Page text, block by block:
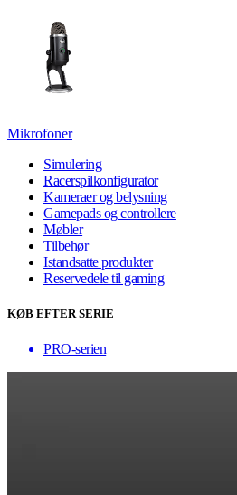
Mikrofoner
Simulering
Racerspilkonfigurator
Kameraer og belysning
Gamepads og controllere
Møbler
Tilbehør
Istandsatte produkter
Reservedele til gaming
KØB EFTER SERIE
PRO-serien